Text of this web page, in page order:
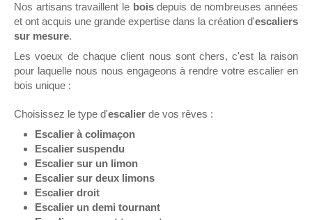
Nos artisans travaillent le boisdepuis de nombreuses années
et ont acquis une grande expertise dans la création d'escaliers
sur mesure.
Les voeux de chaque client nous sont chers, c'est la raison
pour laquelle nous nous engageons à rendre votre escalier en
bois unique :
Choisissez le type d'escalier de vos rêves :
Escalier à colimaçon
Escalier suspendu
Escalier sur un limon
Escalier sur deux limons
Escalier droit
Escalier un demi tournant